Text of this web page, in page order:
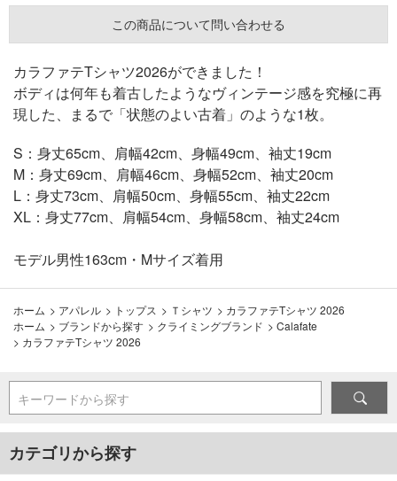
この商品について問い合わせる
カラファテTシャツ2026ができました！
ボディは何年も着古したようなヴィンテージ感を究極に再
現した、まるで「状態のよい古着」のような1枚。
S：身丈65cm、肩幅42cm、身幅49cm、袖丈19cm
M：身丈69cm、肩幅46cm、身幅52cm、袖丈20cm
L：身丈73cm、肩幅50cm、身幅55cm、袖丈22cm
XL：身丈77cm、肩幅54cm、身幅58cm、袖丈24cm
モデル男性163cm・Mサイズ着用
ホーム > アパレル > トップス > Ｔシャツ > カラファテTシャツ 2026
ホーム > ブランドから探す > クライミングブランド > Calafate
> カラファテTシャツ 2026
キーワードから探す
カテゴリから探す